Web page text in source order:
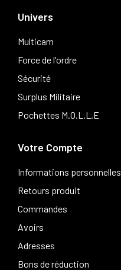
Univers
Multicam
Force de l'ordre
Sécurité
Surplus Militaire
Pochettes M.O.L.L.E
Votre Compte
Informations personnelles
Retours produit
Commandes
Avoirs
Adresses
Bons de réduction